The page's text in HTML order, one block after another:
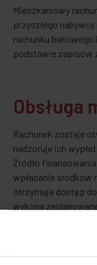
Mieszkaniowy
przyszłego
rachunku
podstawie zapisów
Obsługa
Rachunek zostaje
nadzoruje ich
Źródło
wpłacanie środków
otrzymuje dostęp
wykona
Zgodnie z zapisami